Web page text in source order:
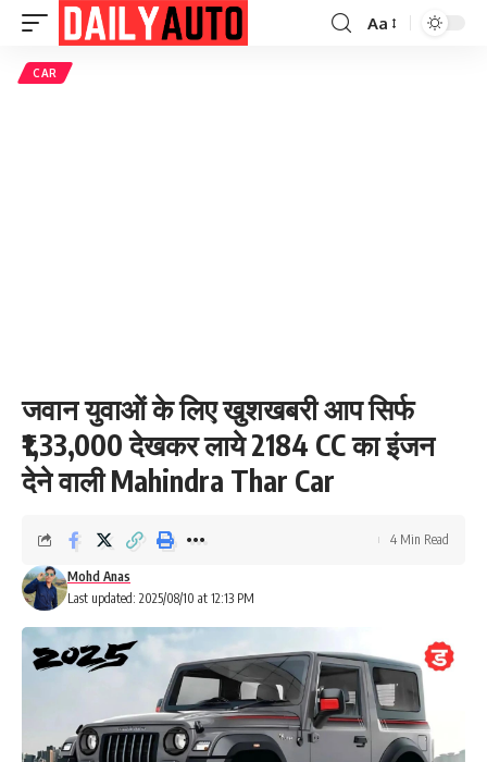
Font
Aa
CAR
जवान युवाओं के लिए खुशखबरी आप सिर्फ
₹1,33,000 देखकर लाये 2184 CC का इंजन
देने वाली Mahindra Thar Car
Last updated: 2025/08/10 at 12:13 PM
Mohd Anas
4 Min Read